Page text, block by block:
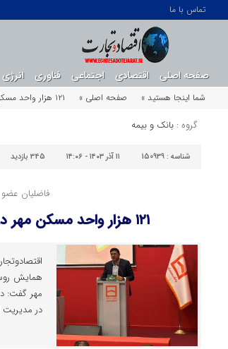
تماس با ما
صفحه اصلی اقتصادی اجتماعی فناوری انرژی
شما اینجا هستید »
صفحه اصلی » ۱۲۱ هزار واحد مسکن مهر در سه سال گذشته تعیین تکلیف شد
گروه : بانک و بیمه
شناسه : 150939 ۱۱ آذر ۱۴۰۳ - ۱۴:۰۶ 345 بازدید
فاضلیان
۱۲۱ هزار واحد مسکن مهر در سه سال گذشته تعیین تکلیف شد
همایش
در مدیریت